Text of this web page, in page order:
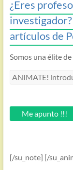
¿Eres
artículos de
Somos una élite
ANIMATE!
email.Me apunto !!!
[/su_note] [/